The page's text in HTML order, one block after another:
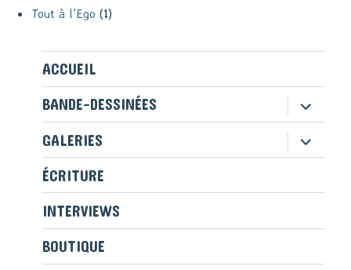
Tout à l'Ego (1)
ACCUEIL
BANDE-DESSINÉES
ouvrir
le
sous-
menu
GALERIES ouvrir
le
ÉCRITURE
INTERVIEWS
BOUTIQUE